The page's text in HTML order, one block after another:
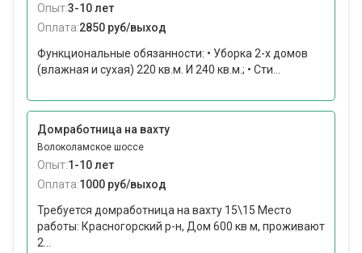
Опыт:3-10 лет
Оплата:2850 руб/выход
Функциональные обязанности: • Уборка 2-х домов
(влажная и сухая) 220 кв.м. И 240 кв.м.; • Сти...
Домработница на вахту
Волоколамское шоссе
Опыт:1-10 лет
Оплата:1000 руб/выход
Требуется домработница на вахту 15\15 Место
работы: Красногорский р-н, Дом 600 кв м, проживают
2...